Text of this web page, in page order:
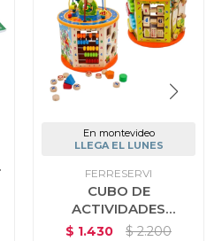
En montevideo
LLEGA EL LUNES
FERRESERVI
CUBO DE
ACTIVIDADES
INFANTIL 25 X 25 X
$ 1.430 $ 2.200